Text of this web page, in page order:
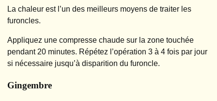
La chaleur est l’un des meilleurs moyens de traiter les
furoncles.
Appliquez une compresse chaude sur la zone touchée
pendant 20 minutes. Répétez l’opération 3 à 4 fois par jour
si nécessaire jusqu’à disparition du furoncle.
Gingembre